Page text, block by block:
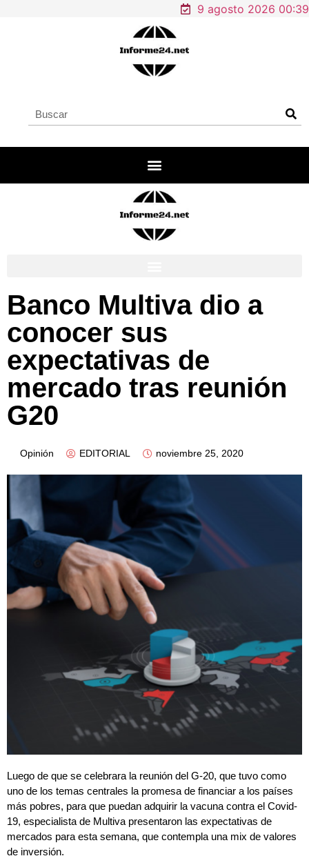
9 agosto 2026 00:39
Banco Multiva dio a
conocer sus
expectativas de
mercado tras reunión
G20
Opinión EDITORIAL noviembre 25, 2020
Luego de que se celebrara la reunión del G-20, que tuvo como
uno de los temas centrales la promesa de financiar a los países
más pobres, para que puedan adquirir la vacuna contra el Covid-
19, especialista de Multiva presentaron las expectativas de
mercados para esta semana, que contempla una mix de valores
de inversión.